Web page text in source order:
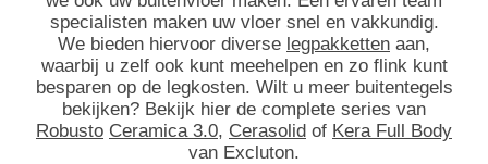
specialisten maken uw vloer snel en vakkundig.
We bieden hiervoor diverse legpakketten aan,
waarbij u zelf ook kunt meehelpen en zo flink kunt
besparen op de legkosten. Wilt u meer buitentegels
bekijken? Bekijk hier de complete series van
Robusto Ceramica 3.0, Cerasolid of Kera Full Body
van Excluton.